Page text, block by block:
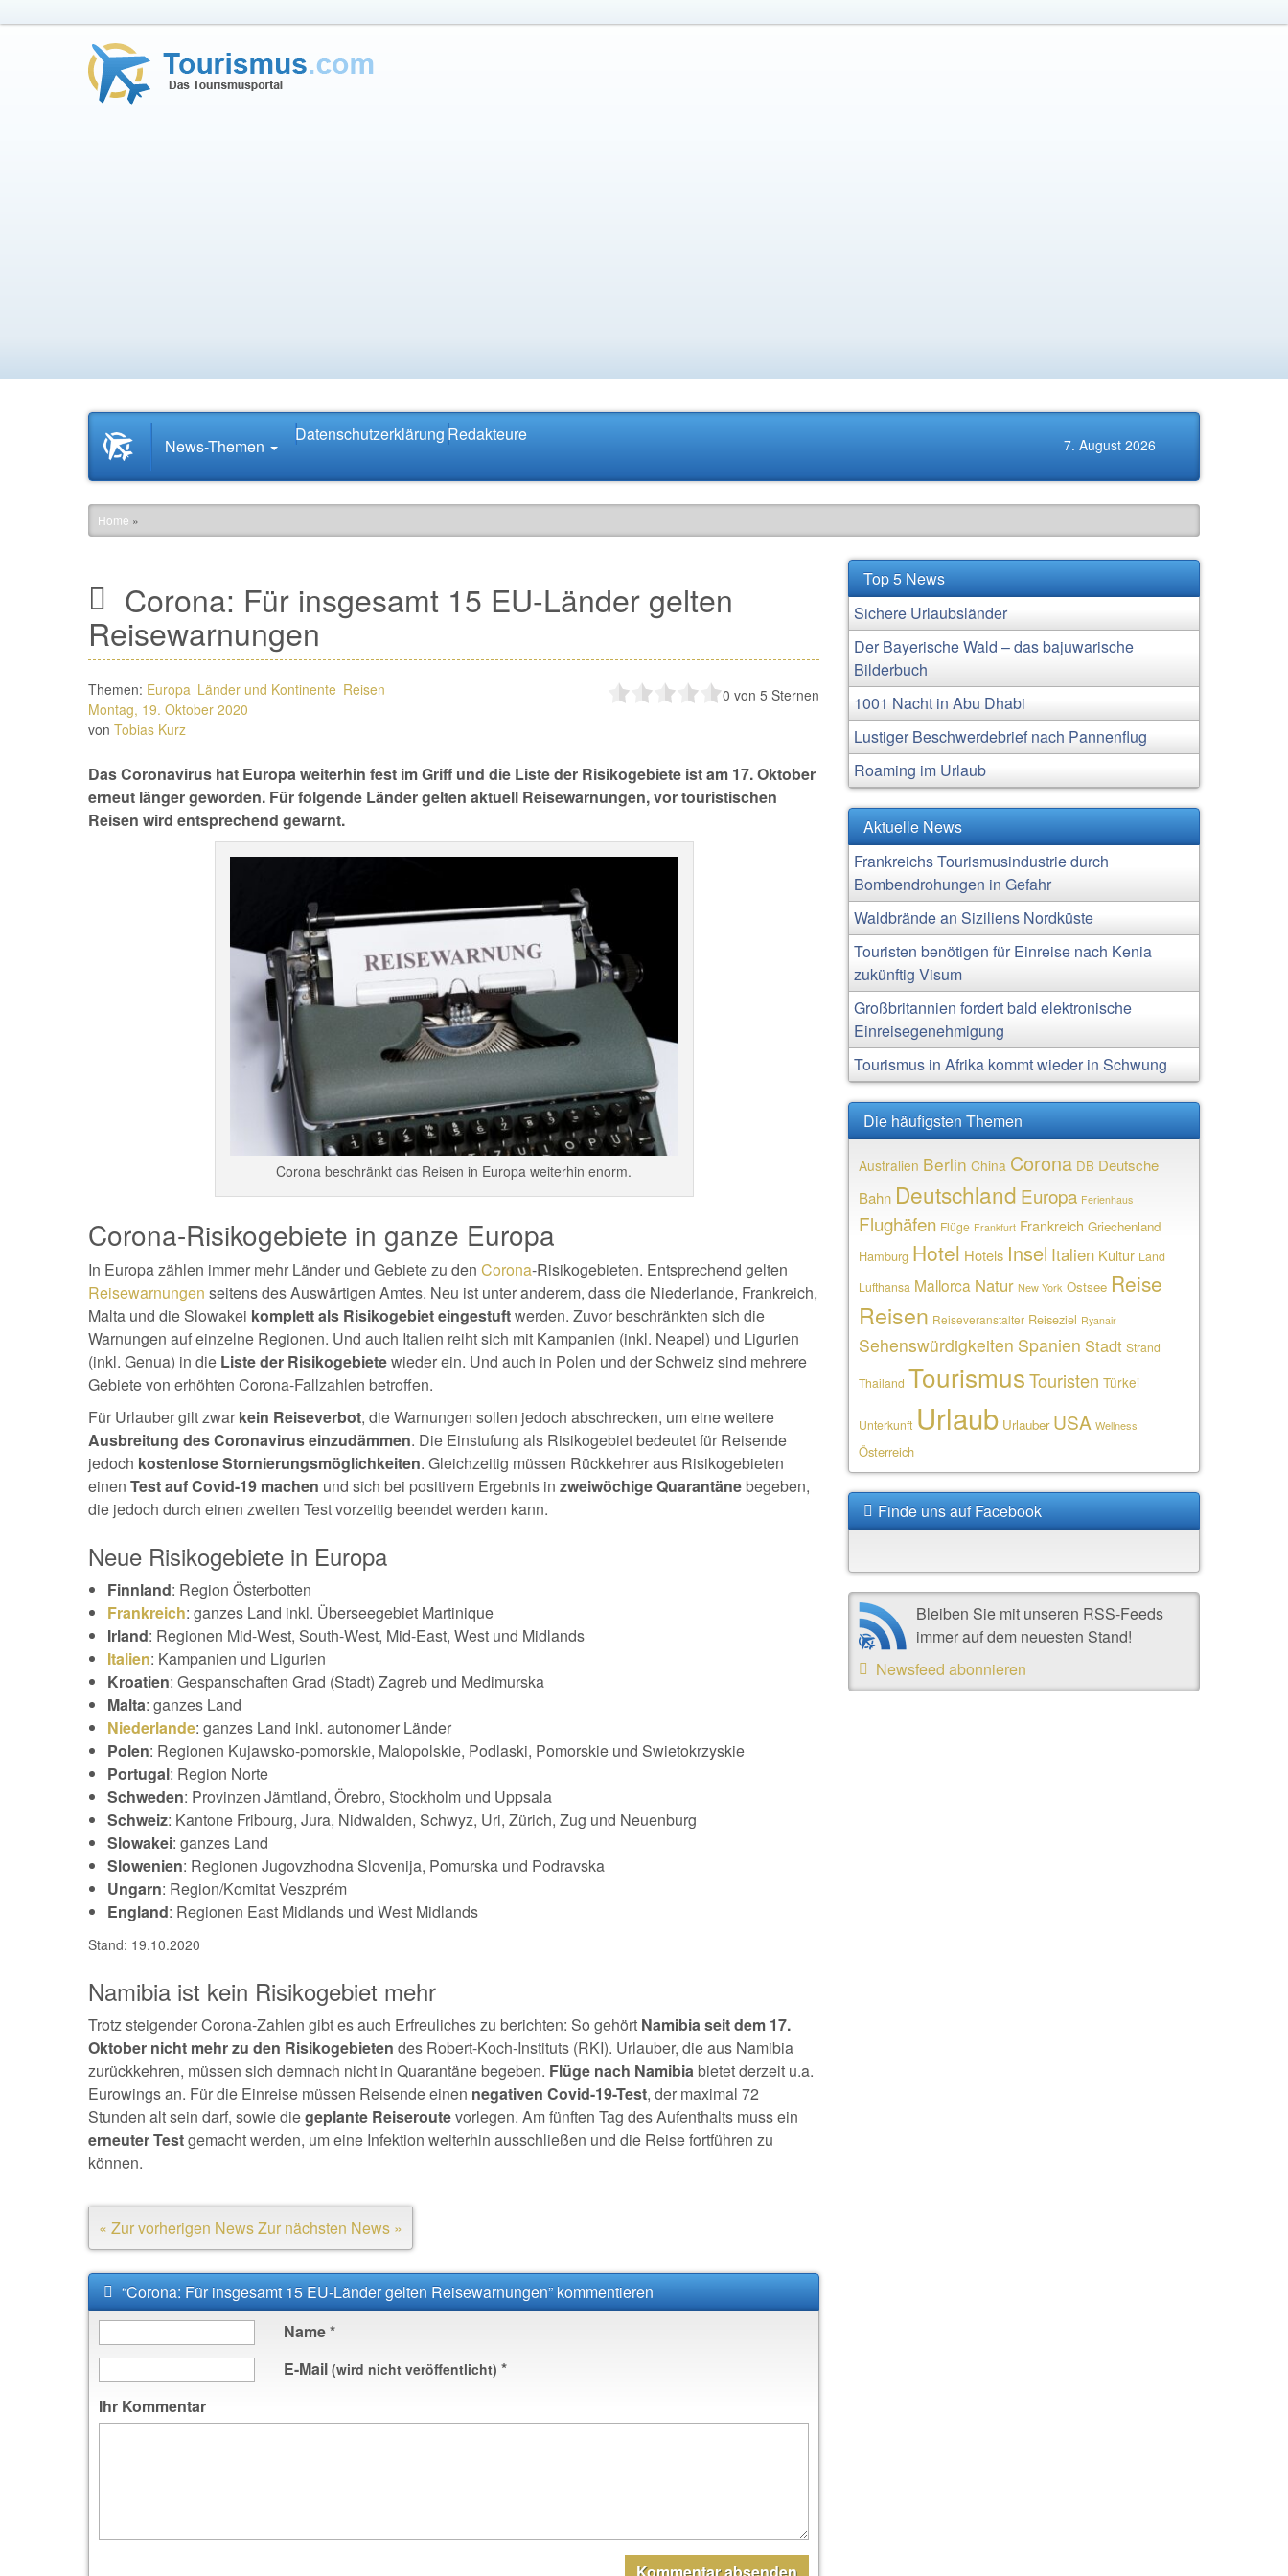
Startseite
News.Tourismus.com
News-Themen
Datenschutzerklärung Redakteure 7. August 2026
Home »
Corona: Für insgesamt 15 EU-Länder gelten
Reisewarnungen
Themen: Europa Länder und Kontinente Reisen
Montag, 19. Oktober 2020
von Tobias Kurz
0 von 5 Sternen
Das Coronavirus hat Europa weiterhin fest im Griff und die Liste der Risikogebiete ist am 17. Oktober
erneut länger geworden. Für folgende Länder gelten aktuell Reisewarnungen, vor touristischen
Reisen wird entsprechend gewarnt.
Corona beschränkt das Reisen in Europa weiterhin enorm.
Corona-Risikogebiete in ganze Europa
In Europa zählen immer mehr Länder und Gebiete zu den Corona-Risikogebieten. Entsprechend gelten
Reisewarnungen seitens des Auswärtigen Amtes. Neu ist unter anderem, dass die Niederlande, Frankreich,
Malta und die Slowakei komplett als Risikogebiet eingestuftwerden. Zuvor beschränkten sich die
Warnungen auf einzelne Regionen. Und auch Italien reiht sich mit Kampanien (inkl. Neapel) und Ligurien
(inkl. Genua) in die Liste der Risikogebietewieder ein. Und auch in Polen und der Schweiz sind mehrere
Gebiete von erhöhten Corona-Fallzahlen betroffen.
Für Urlauber gilt zwar kein Reiseverbot, die Warnungen sollen jedoch abschrecken, um eine weitere
Ausbreitung des Coronavirus einzudämmen. Die Einstufung als Risikogebiet bedeutet für Reisende
jedoch kostenlose Stornierungsmöglichkeiten. Gleichzeitig müssen Rückkehrer aus Risikogebieten
einen Test auf Covid-19 machen und sich bei positivem Ergebnis in zweiwöchige Quarantänebegeben,
die jedoch durch einen zweiten Test vorzeitig beendet werden kann.
Neue Risikogebiete in Europa
Finnland: Region Österbotten
Frankreich: ganzes Land inkl. Überseegebiet Martinique
Irland: Regionen Mid-West, South-West, Mid-East, West und Midlands
Italien: Kampanien und Ligurien
Kroatien: Gespanschaften Grad (Stadt) Zagreb und Medimurska
Malta: ganzes Land
Niederlande: ganzes Land inkl. autonomer Länder
Polen: Regionen Kujawsko-pomorskie, Malopolskie, Podlaski, Pomorskie und Swietokrzyskie
Portugal: Region Norte
Schweden: Provinzen Jämtland, Örebro, Stockholm und Uppsala
Schweiz: Kantone Fribourg, Jura, Nidwalden, Schwyz, Uri, Zürich, Zug und Neuenburg
Slowakei: ganzes Land
Slowenien: Regionen Jugovzhodna Slovenija, Pomurska und Podravska
Ungarn: Region/Komitat Veszprém
England: Regionen East Midlands und West Midlands
Stand: 19.10.2020
Namibia ist kein Risikogebiet mehr
Trotz steigender Corona-Zahlen gibt es auch Erfreuliches zu berichten: So gehört Namibia seit dem 17.
Oktober nicht mehr zu den Risikogebieten des Robert-Koch-Instituts (RKI). Urlauber, die aus Namibia
zurückkehren, müssen sich demnach nicht in Quarantäne begeben. Flüge nach Namibiabietet derzeit u.a.
Eurowings an. Für die Einreise müssen Reisende einen negativen Covid-19-Test, der maximal 72
Stunden alt sein darf, sowie diegeplante Reiseroutevorlegen. Am fünften Tag des Aufenthalts muss ein
erneuter Testgemacht werden, um eine Infektion weiterhin ausschließen und die Reise fortführen zu
können.
« Zur vorherigen NewsZur nächsten News »
“Corona: Für insgesamt 15 EU-Länder gelten Reisewarnungen” kommentieren
Name*
E-Mail (wird nicht veröffentlicht) *
Ihr Kommentar
Top 5 News
Sichere Urlaubsländer
Der Bayerische Wald – das bajuwarische
Bilderbuch
1001 Nacht in Abu Dhabi
Lustiger Beschwerdebrief nach Pannenflug
Roaming im Urlaub
Aktuelle News
Frankreichs Tourismusindustrie durch
Bombendrohungen in Gefahr
Waldbrände an Siziliens Nordküste
Touristen benötigen für Einreise nach Kenia
zukünftig Visum
Großbritannien fordert bald elektronische
Einreisegenehmigung
Tourismus in Afrika kommt wieder in Schwung
Die häufigsten Themen
Australien Berlin China Corona DB Deutsche
Bahn Deutschland Europa Ferienhaus
Flughäfen Flüge Frankfurt Frankreich Griechenland
Hamburg Hotel Hotels Insel Italien Kultur Land
Lufthansa Mallorca Natur New York Ostsee Reise
Reisen Reiseveranstalter Reiseziel Ryanair
Sehenswürdigkeiten Spanien Stadt Strand
Thailand Tourismus Touristen Türkei
Unterkunft Urlaub Urlauber USA Wellness
Österreich
Finde uns auf Facebook
Bleiben Sie mit unseren RSS-Feeds
immer auf dem neuesten Stand!
Newsfeed abonnieren